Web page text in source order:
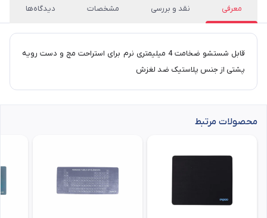
معرفی نقد و بررسی مشخصات دیدگاه‌ها
قابل شستشو ضخامت 4 میلیمتری نرم برای استراحت مچ و دست رویه
پشتی از جنس پلاستیک ضد لغزش
محصولات مرتبط